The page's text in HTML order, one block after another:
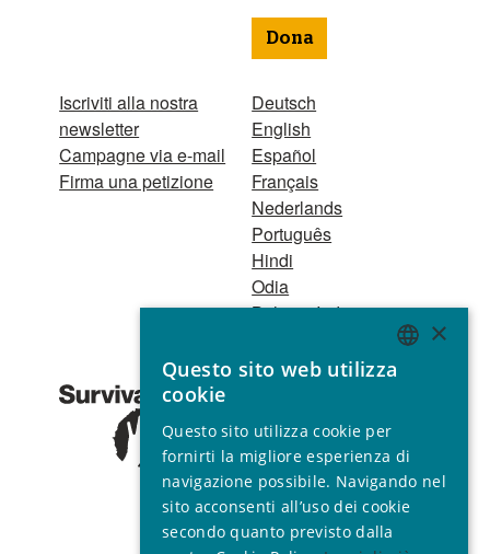
Iscriviti alla nostra
newsletter
Campagne via e-mail
Firma una petizione
Dona
Deutsch
English
Español
Français
Nederlands
Português
Hindi
Odia
Bahasa Indonesia
Registro Persone
1521 Registered
charity no. 267444 ©
2001 - 2026
Tutti i diritti riservati.
ENGLISH
SPANISH
FRENCH
ITALIAN
×
Questo sito web utilizza
cookie
Questo sito utilizza cookie per
fornirti la migliore esperienza di
navigazione possibile. Navigando nel
sito acconsenti all’uso dei cookie
secondo quanto previsto dalla